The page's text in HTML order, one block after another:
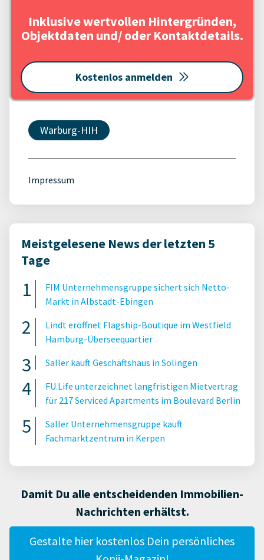
Inklusive wertvollen Hintergründen,
Objektdaten und/ oder Kontaktdetails.
Kostenlos anmelden
Warburg-HIH
Impressum
Meistgelesene News der letzten 5
Tage
FIM Unternehmensgruppe sichert sich Netto-
Markt in Albstadt-Ebingen
Lindt eröffnet Flagship-Boutique im Westfield
Hamburg-Überseequartier
Saller kauft Geschäftshaus in Solingen
FU.Life unterzeichnet langfristigen Mietvertrag
für 217 Serviced Apartments im Boulevard Berlin
Saller Unternehmensgruppe kauft
Fachmarktzentrum in Kerpen
Damit Du alle entscheidenden Immobilien-
Nachrichten erhältst.
Gestalte hier kostenlos Dein persönliches